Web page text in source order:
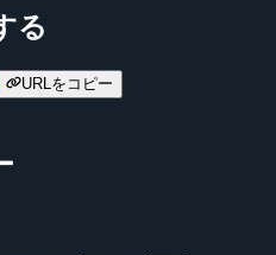
る
URLをコピー